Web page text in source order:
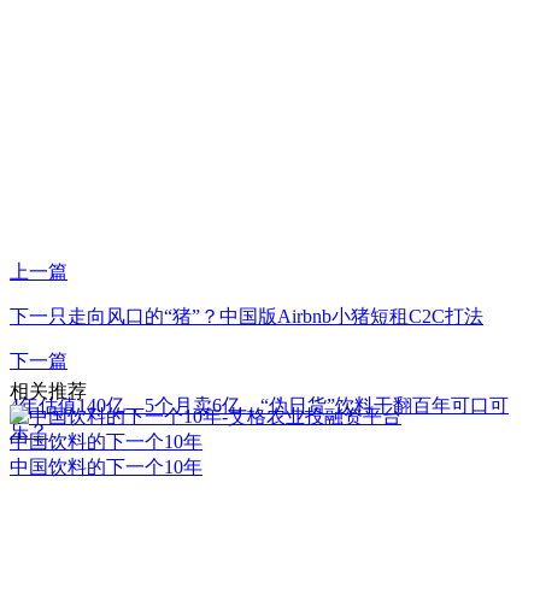
上一篇
下一只走向风口的“猪”？中国版Airbnb小猪短租C2C打法
下一篇
4年估值140亿，5个月卖6亿，“伪日货”饮料干翻百年可口可
乐？
相关推荐
中国饮料的下一个10年
中国饮料的下一个10年